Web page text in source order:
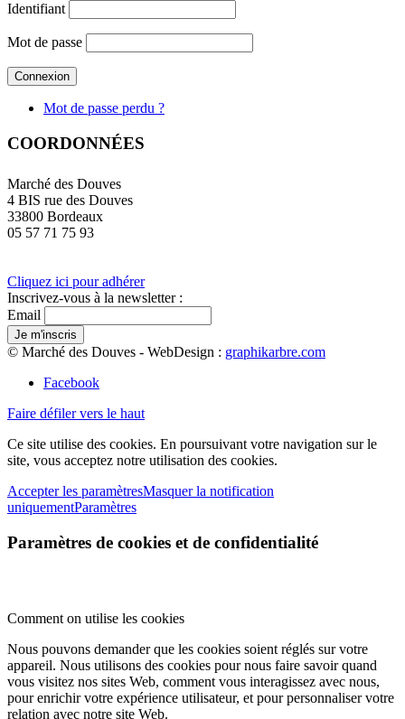
Identifiant
Mot de passe
Mot de passe perdu ?
COORDONNÉES
Marché des Douves
4 BIS rue des Douves
33800 Bordeaux
05 57 71 75 93
Cliquez ici pour adhérer
Inscrivez-vous à la newsletter :
Email
© Marché des Douves - WebDesign : graphikarbre.com
Facebook
Faire défiler vers le haut
Ce site utilise des cookies. En poursuivant votre navigation sur le
site, vous acceptez notre utilisation des cookies.
Accepter les paramètresMasquer la notification
uniquementParamètres
Paramètres de cookies et de confidentialité
Comment on utilise les cookies
Nous pouvons demander que les cookies soient réglés sur votre
appareil. Nous utilisons des cookies pour nous faire savoir quand
vous visitez nos sites Web, comment vous interagissez avec nous,
pour enrichir votre expérience utilisateur, et pour personnaliser votre
relation avec notre site Web.